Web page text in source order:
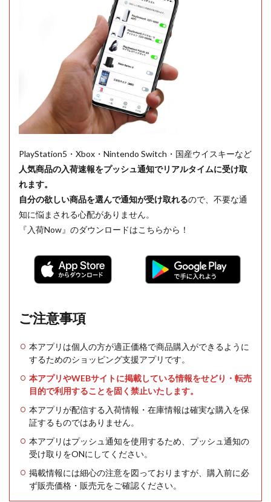
PlayStation5・Xbox・Nintendo Switch・国産ウイスキーなど
人気商品の入荷速報をプッシュ通知でリアルタイムに受け取
れます。
自分の欲しい商品を選んで通知が受け取れるので、不要な通
知に悩まされる心配がありません。
『入荷Now』のダウンロードはこちらから！
ご注意事項
本アプリは個人の方が適正価格で商品購入ができるように
するためのショッピング支援アプリです。
本アプリやWEBサイトに掲載している情報をせどり・転売
目的で利用することを固く禁止いたします。
本アプリが配信する入荷情報・在庫情報は確実な購入を保
証するものではありません。
本アプリはプッシュ通知を使用するため、プッシュ通知の
受け取りをONにしてください。
掲載情報には細心の注意を図っておりますが、購入前に必
ず販売価格・販売元をご確認ください。